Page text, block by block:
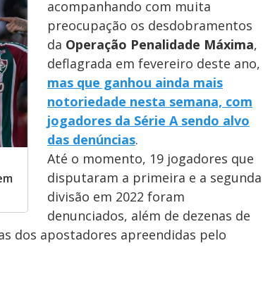
acompanhando com muita
preocupação os desdobramentos
da Operação Penalidade Máxima,
deflagrada em fevereiro deste ano,
mas que ganhou ainda mais
notoriedade nesta semana, com
jogadores da Série A sendo alvo
das denúncias.
Até o momento, 19 jogadores que
disputaram a primeira e a segunda
divisão em 2022 foram
denunciados, além de dezenas de
dos apostadores apreendidas pelo